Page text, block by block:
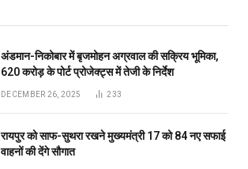
अंडमान-निकोबार में बृजमोहन अग्रवाल की सक्रिय भूमिका,
620 करोड़ के पोर्ट प्रोजेक्ट्स में तेजी के निर्देश
DECEMBER 26, 2025 233
रायपुर को साफ-सुथरा रखने मुख्यमंत्री 17 को 84 नए सफाई
वाहनों की देंगे सौगात